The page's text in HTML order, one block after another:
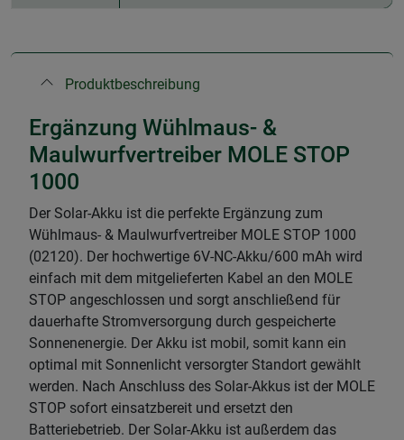
Produktbeschreibung
Ergänzung Wühlmaus- &
Maulwurfvertreiber MOLE STOP
1000
Der Solar-Akku ist die perfekte Ergänzung zum
Wühlmaus- & Maulwurfvertreiber MOLE STOP 1000
(02120). Der hochwertige 6V-NC-Akku/600 mAh wird
einfach mit dem mitgelieferten Kabel an den MOLE
STOP angeschlossen und sorgt anschließend für
dauerhafte Stromversorgung durch gespeicherte
Sonnenenergie. Der Akku ist mobil, somit kann ein
optimal mit Sonnenlicht versorgter Standort gewählt
werden. Nach Anschluss des Solar-Akkus ist der MOLE
STOP sofort einsatzbereit und ersetzt den
Batteriebetrieb. Der Solar-Akku ist außerdem das